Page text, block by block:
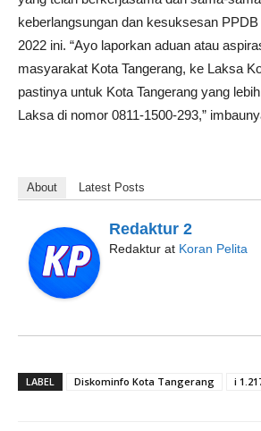
keberlangsungan dan kesuksesan PPDB
2022 ini. “Ayo laporkan aduan atau
masyarakat Kota Tangerang, ke Laksa
pastinya untuk Kota Tangerang yang
Laksa di nomor 0811-1500-293,”
About Latest Posts
Redaktur 2
Redaktur at Koran Pelita
LABEL Diskominfo Kota Tangerang i